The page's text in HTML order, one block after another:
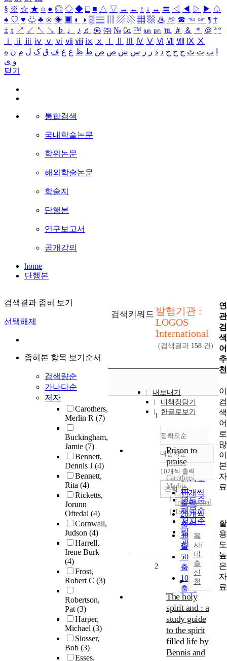
§ ※ ☆ ★ ○ ● ◎ ◇ ◆ □ ■ △ ▽ → ← ↑ ↓ ↔ 〓 ◁ ◀ ▷ ▶ ♤
♠ ♡ ♥ ♧ ♣ ⊙ ◈ ▣ ◐ ◑ ▒ ▤ ▨ ▧ ▦ ▩ ♨ ☏ ☎ ☜ ☞ ¶ †
‡ ↕ ↗ ↙ ↖ ↘ ♭ ♩ ♪ ♬ ㉿ ㈜ № ㏇ ™ ㏂ ㏘ ℡ ＃ ＆ ＊ ＠ ª º
ⅰ
ⅱ ⅲ ⅳ ⅴ ⅵ ⅶ ⅷ ⅸ ⅹ Ⅳ Ⅴ Ⅵ Ⅶ Ⅷ Ⅸ Ⅹ
ب ت ث ج ح خ د ذ ر ز س ش ص ض ط ظ ع غ ف ق ک ل م ن ه
و ی
닫기
통합검색
국내학술논문
학위논문
해외학술논문
학술지
단행본
연구보고서
공개강의
home
단행본
검색결과 좁혀 보기
선택해제
좁혀본 항목 보기순서
검색량순
가나다순
저자
Carothers,
Merlin R (7)
Buckingham,
Jamie (7)
Bennett,
Dennis J (4)
Bennett,
Rita (4)
Ricketts,
Jorunn
Oftedal (4)
Cornwall,
Judson (4)
Harrell,
Irene Burk
(4)
Frost,
Robert C (3)
Robertson,
Pat(3)
Harper,
Michael (3)
Slosser,
Bob (3)
Esses,
검색키워드 발행기관 :
LOGOS
International
(검색결과 158 건)
내보내기
내책장담기
한글로보기
정확도순
정확도
순
인기도
순
연도순
제목순
저자순
발행기
관순
내림차순
내림차순
10개씩 출력
10개씩
출력
20개씩
출력
30개씩
출력
50개씩
출력
100개씩
출력
조회
1
Prison to
praise
Carothers,
Merlin
Logos
International
1971
복
사/
대
출
신
청
2
The holy
spirit and : a
study guide
to the spirit
filled life by
Bennis and
연
관
검
색
어
추
천
이
검
색
어
로
많
이
본
자
료
활
용
도
높
은
자
료